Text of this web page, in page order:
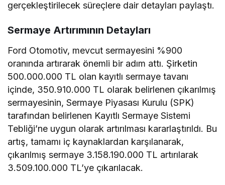
gerçekleştirilecek süreçlere dair detayları paylaştı.
Sermaye Artırımının Detayları
Ford Otomotiv, mevcut sermayesini %900
oranında artırarak önemli bir adım attı. Şirketin
500.000.000 TL olan kayıtlı sermaye tavanı
içinde, 350.910.000 TL olarak belirlenen çıkarılmış
sermayesinin, Sermaye Piyasası Kurulu (SPK)
tarafından belirlenen Kayıtlı Sermaye Sistemi
Tebliği’ne uygun olarak artırılması kararlaştırıldı. Bu
artış, tamamı iç kaynaklardan karşılanarak,
çıkarılmış sermaye 3.158.190.000 TL artırılarak
3.509.100.000 TL’ye çıkarılacak.